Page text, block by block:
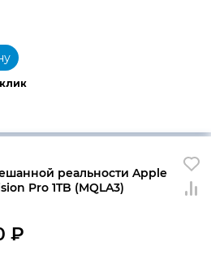
реальности Apple
Pro 1TB (MQLA3)
₽